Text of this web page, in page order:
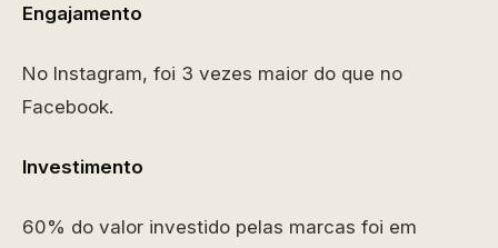
Engajamento
No Instagram, foi 3 vezes maior do que no
Facebook.
Investimento
60% do valor investido pelas marcas foi em